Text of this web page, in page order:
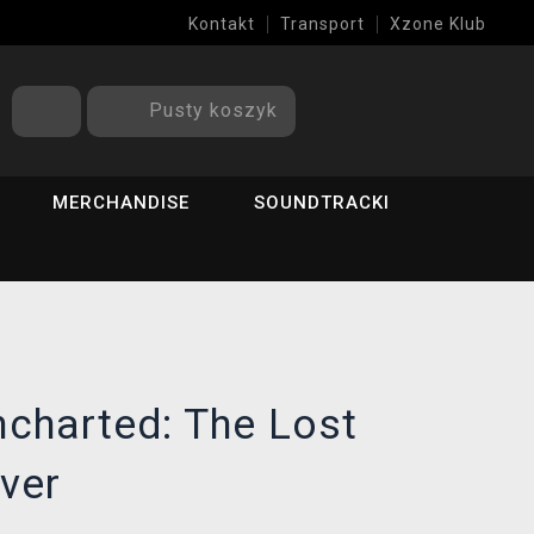
Kontakt Transport Xzone Klub
Pusty koszyk
MERCHANDISE SOUNDTRACKI
The Lost